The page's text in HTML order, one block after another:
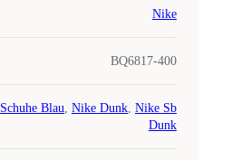
Nike
BQ6817-400
Schuhe Blau, Nike Dunk, Nike Sb
Dunk